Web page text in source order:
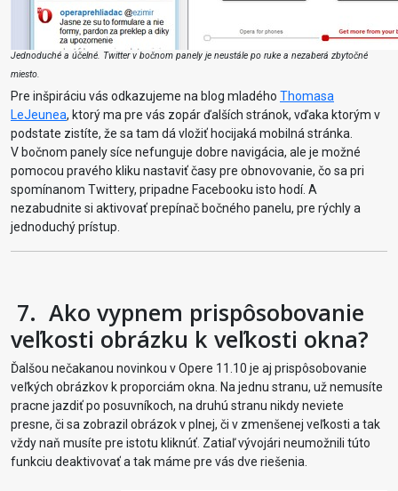
Jednoduché a účelné. Twitter v bočnom panely je neustále po ruke a nezaberá zbytočné
miesto.
Pre inšpiráciu vás odkazujeme na blog mladého Thomasa
LeJeunea, ktorý ma pre vás zopár ďalších stránok, vďaka ktorým v
podstate zistíte, že sa tam dá vložiť hocijaká mobilná stránka.
V bočnom panely síce nefunguje dobre navigácia, ale je možné
pomocou pravého kliku nastaviť časy pre obnovovanie, čo sa pri
spomínanom Twittery, pripadne Facebooku isto hodí. A
nezabudnite si aktivovať prepínač bočného panelu, pre rýchly a
jednoduchý prístup.
7. Ako vypnem prispôsobovanie
veľkosti obrázku k veľkosti okna?
Ďalšou nečakanou novinkou v Opere 11.10 je aj prispôsobovanie
veľkých obrázkov k proporciám okna. Na jednu stranu, už nemusíte
pracne jazdiť po posuvníkoch, na druhú stranu nikdy neviete
presne, či sa zobrazil obrázok v plnej, či v zmenšenej veľkosti a tak
vždy naň musíte pre istotu kliknúť. Zatiaľ vývojári neumožnili túto
funkciu deaktivovať a tak máme pre vás dve riešenia.